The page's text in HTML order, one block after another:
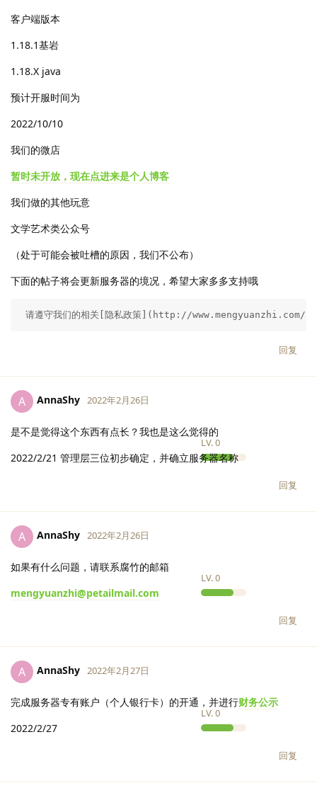
客户端版本
1.18.1基岩
1.18.X java
预计开服时间为
2022/10/10
我们的微店
暂时未开放，现在点进来是个人博客
我们做的其他玩意
文学艺术类公众号
（处于可能会被吐槽的原因，我们不公布）
下面的帖子将会更新服务器的境况，希望大家多多支持哦
请遵守我们的相关[隐私政策](http://www.mengyuanzhi.com/
回复
A AnnaShy
LV.0
2022年2月26日
是不是觉得这个东西有点长？我也是这么觉得的
2022/2/21 管理层三位初步确定，并确立服务器名称
回复
A AnnaShy
LV.0
2022年2月26日
如果有什么问题，请联系腐竹的邮箱
mengyuanzhi@petailmail.com
回复
A AnnaShy
LV.0
2022年2月27日
完成服务器专有账户（个人银行卡）的开通，并进行财务公示
2022/2/27
回复